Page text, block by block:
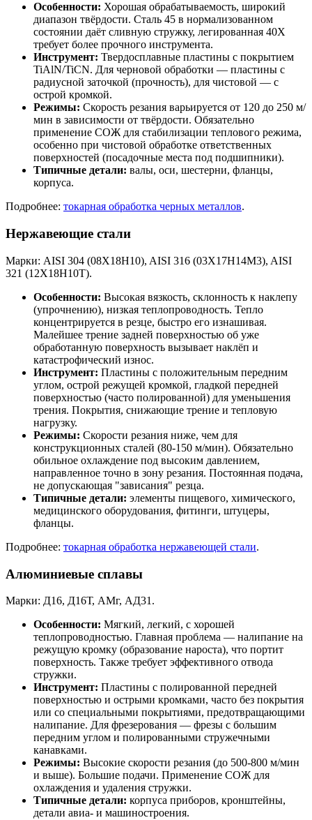
Особенности: Хорошая обрабатываемость, широкий
диапазон твёрдости. Сталь 45 в нормализованном
состоянии даёт сливную стружку, легированная 40Х
требует более прочного инструмента.
Инструмент: Твердосплавные пластины с покрытием
TiAlN/TiCN. Для черновой обработки — пластины с
радиусной заточкой (прочность), для чистовой — с
острой кромкой.
Режимы: Скорость резания варьируется от 120 до 250 м/
мин в зависимости от твёрдости. Обязательно
применение СОЖ для стабилизации теплового режима,
особенно при чистовой обработке ответственных
поверхностей (посадочные места под подшипники).
Типичные детали: валы, оси, шестерни, фланцы,
корпуса.
Подробнее: токарная обработка черных металлов.
Нержавеющие стали
Марки: AISI 304 (08Х18Н10), AISI 316 (03Х17Н14М3), AISI
321 (12Х18Н10Т).
Особенности: Высокая вязкость, склонность к наклепу
(упрочнению), низкая теплопроводность. Тепло
концентрируется в резце, быстро его изнашивая.
Малейшее трение задней поверхностью об уже
обработанную поверхность вызывает наклёп и
катастрофический износ.
Инструмент: Пластины с положительным передним
углом, острой режущей кромкой, гладкой передней
поверхностью (часто полированной) для уменьшения
трения. Покрытия, снижающие трение и тепловую
нагрузку.
Режимы: Скорости резания ниже, чем для
конструкционных сталей (80-150 м/мин). Обязательно
обильное охлаждение под высоким давлением,
направленное точно в зону резания. Постоянная подача,
не допускающая "зависания" резца.
Типичные детали: элементы пищевого, химического,
медицинского оборудования, фитинги, штуцеры,
фланцы.
Подробнее: токарная обработка нержавеющей стали.
Алюминиевые сплавы
Марки: Д16, Д16Т, АМг, АД31.
Особенности: Мягкий, легкий, с хорошей
теплопроводностью. Главная проблема — налипание на
режущую кромку (образование нароста), что портит
поверхность. Также требует эффективного отвода
стружки.
Инструмент: Пластины с полированной передней
поверхностью и острыми кромками, часто без покрытия
или со специальными покрытиями, предотвращающими
налипание. Для фрезерования — фрезы с большим
передним углом и полированными стружечными
канавками.
Режимы: Высокие скорости резания (до 500-800 м/мин
и выше). Большие подачи. Применение СОЖ для
охлаждения и удаления стружки.
Типичные детали: корпуса приборов, кронштейны,
детали авиа- и машиностроения.